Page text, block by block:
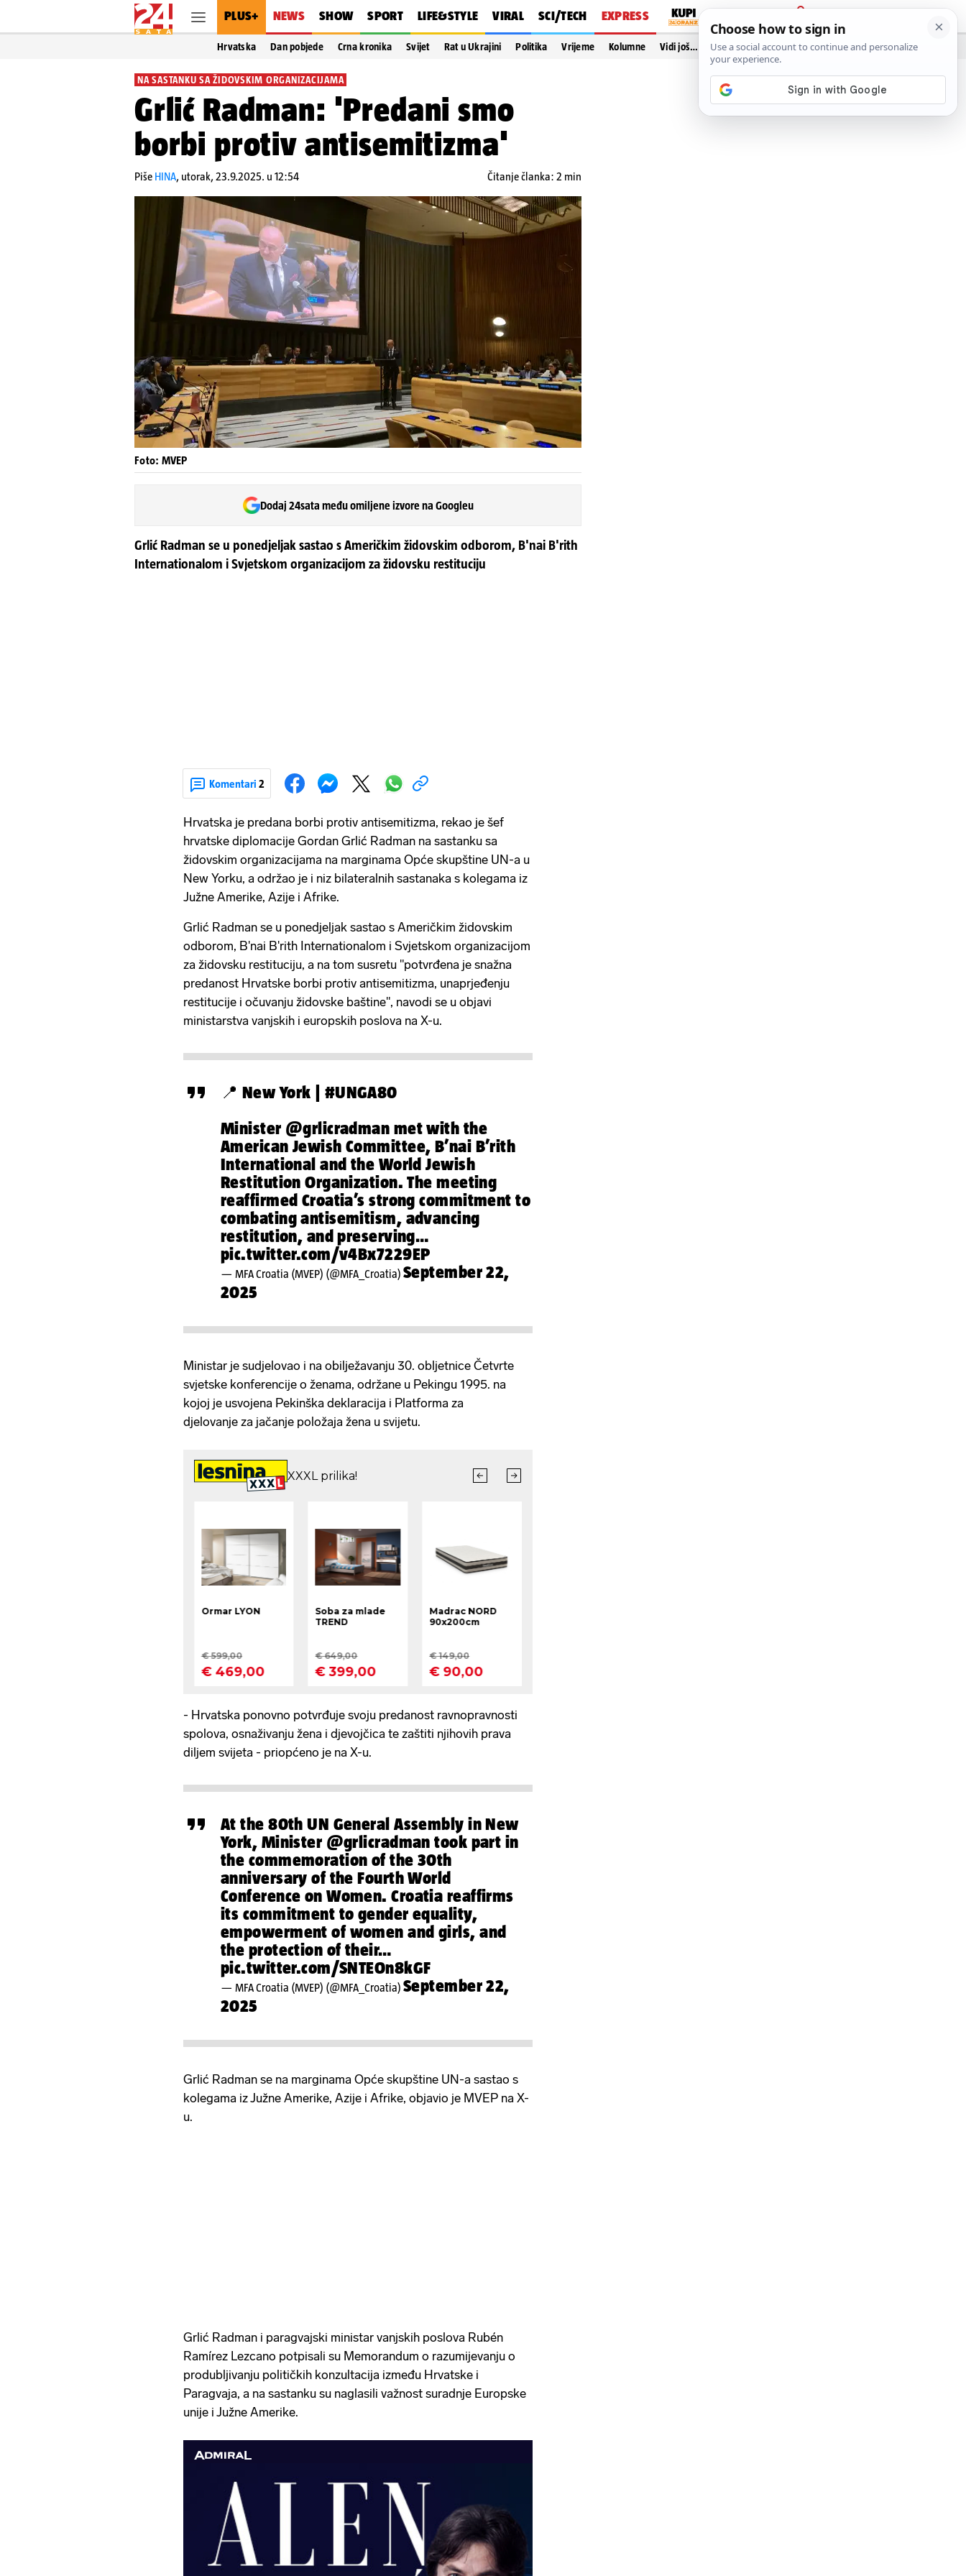
PLUS+ NEWS SHOW SPORT LIFE&STYLE VIRAL SCI/TECH EXPRESS
PRIJAVA
Hrvatska Dan pobjede Crna kronika Svijet Rat u Ukrajini Politika Vrijeme Kolumne Vidi još…
NA SASTANKU SA ŽIDOVSKIM ORGANIZACIJAMA
Grlić Radman: 'Predani smo
borbi protiv antisemitizma'
Piše HINA, utorak, 23.9.2025. u 12:54 Čitanje članka: 2 min
Foto: MVEP
Dodaj 24sata među omiljene izvore na Googleu
Grlić Radman se u ponedjeljak sastao s Američkim židovskim odborom, B'nai B'rith
Internationalom i Svjetskom organizacijom za židovsku restituciju
Komentari 2
Hrvatska je predana borbi protiv antisemitizma, rekao je šef
hrvatske diplomacije Gordan Grlić Radman na sastanku sa
židovskim organizacijama na marginama Opće skupštine UN-a u
New Yorku, a održao je i niz bilateralnih sastanaka s kolegama iz
Južne Amerike, Azije i Afrike.
Grlić Radman se u ponedjeljak sastao s Američkim židovskim
odborom, B'nai B'rith Internationalom i Svjetskom organizacijom
za židovsku restituciju, a na tom susretu "potvrđena je snažna
predanost Hrvatske borbi protiv antisemitizma, unaprjeđenju
restitucije i očuvanju židovske baštine", navodi se u objavi
ministarstva vanjskih i europskih poslova na X-u.
📍 New York | #UNGA80
Minister @grlicradman met with the
American Jewish Committee, B’nai B’rith
International and the World Jewish
Restitution Organization. The meeting
reaffirmed Croatia’s strong commitment to
combating antisemitism, advancing
restitution, and preserving…
pic.twitter.com/v4Bx7229EP
— MFA Croatia (MVEP) (@MFA_Croatia) September 22,
2025
Ministar je sudjelovao i na obilježavanju 30. obljetnice Četvrte
svjetske konferencije o ženama, održane u Pekingu 1995. na
kojoj je usvojena Pekinška deklaracija i Platforma za
djelovanje za jačanje položaja žena u svijetu.
- Hrvatska ponovno potvrđuje svoju predanost ravnopravnosti
spolova, osnaživanju žena i djevojčica te zaštiti njihovih prava
diljem svijeta - priopćeno je na X-u.
At the 80th UN General Assembly in New
York, Minister @grlicradman took part in
the commemoration of the 30th
anniversary of the Fourth World
Conference on Women. Croatia reaffirms
its commitment to gender equality,
empowerment of women and girls, and
the protection of their…
pic.twitter.com/SNTEOn8kGF
— MFA Croatia (MVEP) (@MFA_Croatia) September 22,
2025
Grlić Radman se na marginama Opće skupštine UN-a sastao s
kolegama iz Južne Amerike, Azije i Afrike, objavio je MVEP na X-
u.
Grlić Radman i paragvajski ministar vanjskih poslova Rubén
Ramírez Lezcano potpisali su Memorandum o razumijevanju o
produbljivanju političkih konzultacija između Hrvatske i
Paragvaja, a na sastanku su naglasili važnost suradnje Europske
unije i Južne Amerike.